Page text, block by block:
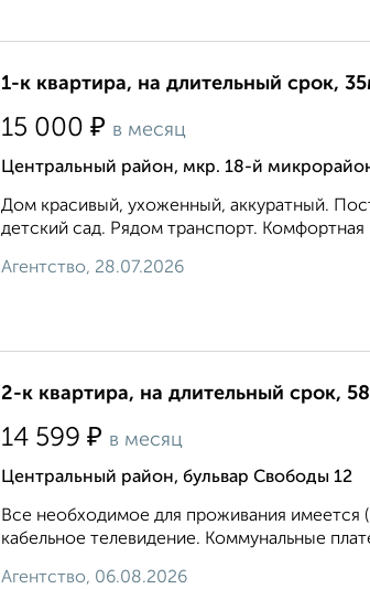
1-к квартира, на длительный срок,
15 000 ₽ в месяц
Центральный район, мкр. 18-й
Дом красивый, ухоженный, аккуратный.
детский сад. Рядом транспорт. Комфортная
Агентство, 28.07.2026
2-к квартира, на длительный срок,
14 599 ₽ в месяц
Центральный район, бульвар Свободы 12
Все необходимое для проживания имеется
кабельное телевидение. Коммунальные
Агентство, 06.08.2026